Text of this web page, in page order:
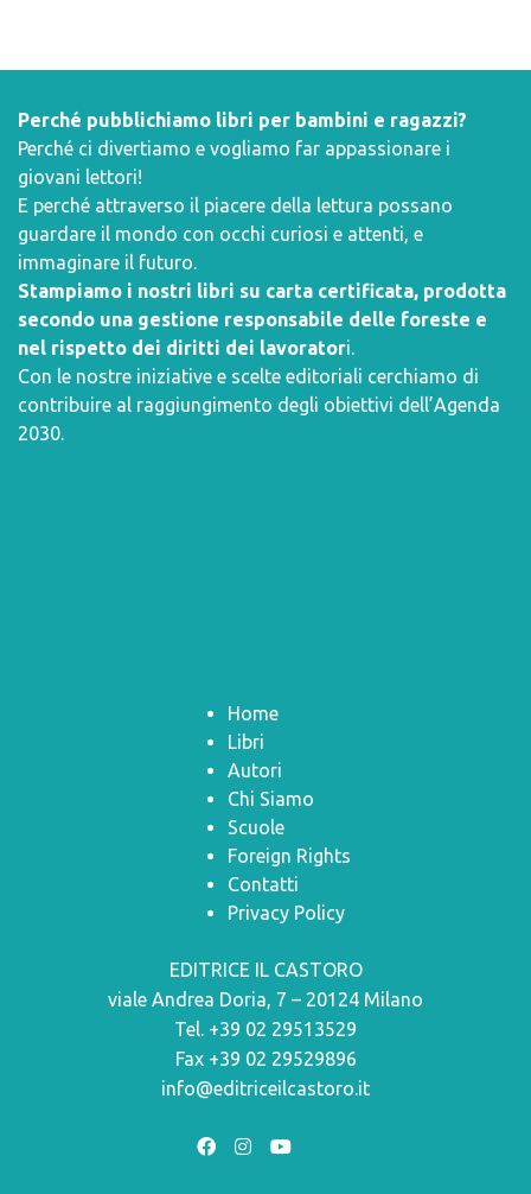
Perché pubblichiamo libri per bambini e ragazzi?
Perché ci divertiamo e vogliamo far appassionare i
giovani lettori!
E perché attraverso il piacere della lettura possano
guardare il mondo con occhi curiosi e attenti, e
immaginare il futuro.
Stampiamo i nostri libri su carta certificata, prodotta
secondo una gestione responsabile delle foreste e
nel rispetto dei diritti dei lavoratori.
Con le nostre iniziative e scelte editoriali cerchiamo di
contribuire al raggiungimento degli obiettivi dell’Agenda
2030.
Home
Libri
Autori
Chi Siamo
Scuole
Foreign Rights
Contatti
Privacy Policy
EDITRICE IL CASTORO
viale Andrea Doria, 7 – 20124 Milano
Tel. +39 02 29513529
Fax +39 02 29529896
info@editriceilcastoro.it